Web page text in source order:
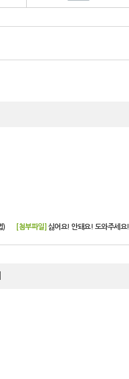
) [첨부파일] 싫어요! 안돼요! 도와주세요!